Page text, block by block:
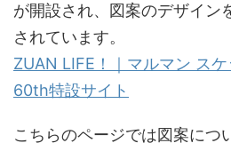
が開設され、図案のデザイン
されています。
ZUAN LIFE！｜マルマン スケ
60th特設サイト
こちらのページでは図案につ